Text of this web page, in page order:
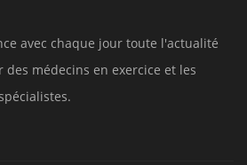
avec chaque jour toute l'actualité
médecins en exercice et les